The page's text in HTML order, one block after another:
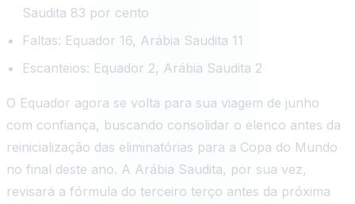
Saudita 83 por cento
Faltas: Equador 16, Arábia Saudita 11
Escanteios: Equador 2, Arábia Saudita 2
O Equador agora se volta para sua viagem de junho
com confiança, buscando consolidar o elenco antes da
reinicialização das eliminatórias para a Copa do Mundo
no final deste ano. A Arábia Saudita, por sua vez,
revisará a fórmula do terceiro terço antes da próxima